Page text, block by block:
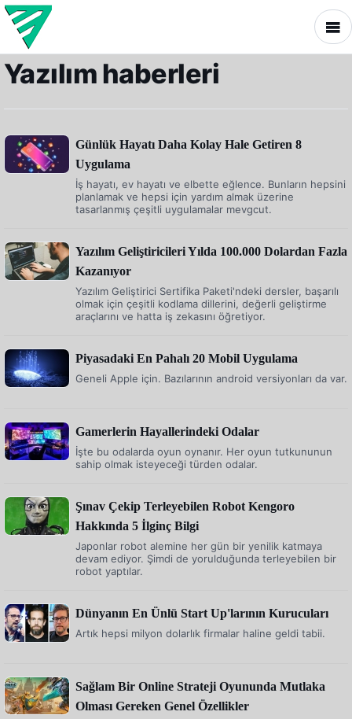
Yazılım haberleri
Günlük Hayatı Daha Kolay Hale Getiren 8
Uygulama
İş hayatı, ev hayatı ve elbette eğlence. Bunların hepsini
planlamak ve hepsi için yardım almak üzerine
tasarlanmış çeşitli uygulamalar mevgcut.
Yazılım Geliştiricileri Yılda 100.000 Dolardan Fazla
Kazanıyor
Yazılım Geliştirici Sertifika Paketi'ndeki dersler, başarılı
olmak için çeşitli kodlama dillerini, değerli geliştirme
araçlarını ve hatta iş zekasını öğretiyor.
Piyasadaki En Pahalı 20 Mobil Uygulama
Geneli Apple için. Bazılarının android versiyonları da var.
Gamerlerin Hayallerindeki Odalar
İşte bu odalarda oyun oynanır. Her oyun tutkununun
sahip olmak isteyeceği türden odalar.
Şınav Çekip Terleyebilen Robot Kengoro
Hakkında 5 İlginç Bilgi
Japonlar robot alemine her gün bir yenilik katmaya
devam ediyor. Şimdi de yorulduğunda terleyebilen bir
robot yaptılar.
Dünyanın En Ünlü Start Up'larının Kurucuları
Artık hepsi milyon dolarlık firmalar haline geldi tabii.
Sağlam Bir Online Strateji Oyununda Mutlaka
Olması Gereken Genel Özellikler